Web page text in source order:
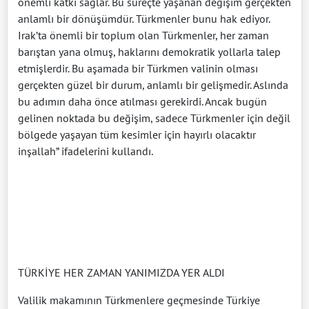
anlamlı bir dönüşümdür. Türkmenler bunu hak ediyor.
Irak’ta önemli bir toplum olan Türkmenler, her zaman
barıştan yana olmuş, haklarını demokratik yollarla talep
etmişlerdir. Bu aşamada bir Türkmen valinin olması
gerçekten güzel bir durum, anlamlı bir gelişmedir. Aslında
bu adımın daha önce atılması gerekirdi. Ancak bugün
gelinen noktada bu değişim, sadece Türkmenler için değil
bölgede yaşayan tüm kesimler için hayırlı olacaktır
inşallah” ifadelerini kullandı.
TÜRKİYE HER ZAMAN YANIMIZDA YER ALDI
Valilik makamının Türkmenlere geçmesinde Türkiye